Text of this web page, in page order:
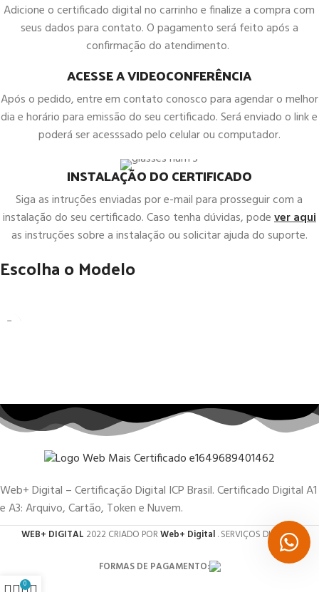
Adicione o certificado digital no carrinho e finalize a compra com
seus dados para contato. O pagamento será feito após a
confirmação do atendimento.
ACESSE A VIDEOCONFERÊNCIA
Após o pedido, entre em contato conosco para agendar o melhor
dia e horário para emissão do seu certificado. Será enviado o link e
poderá ser acesssado pelo celular ou computador.
INSTALAÇÃO DO CERTIFICADO
Siga as intruções enviadas por e-mail para prosseguir com a
instalação do seu certificado. Caso tenha dúvidas, podever aqui
as instruções sobre a instalação ou solicitar ajuda do suporte.
Escolha o Modelo
Web+ Digital – Certificação Digital ICP Brasil. Certificado Digital A1
e A3: Arquivo, Cartão, Token e Nuvem.
WEB+ DIGITAL 2022 CRIADO PORWeb+ Digital. SERVIÇOS DIGITAIS.
FORMAS DE PAGAMENTO:
0